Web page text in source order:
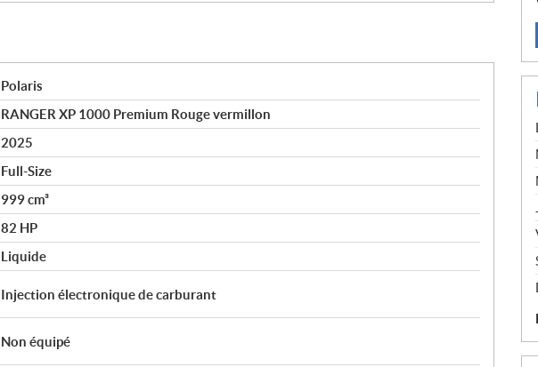
Polaris
RANGER XP 1000 Premium Rouge vermillon
2025
Full-Size
999 cm³
82 HP
Liquide
Injection électronique de carburant
Non équipé